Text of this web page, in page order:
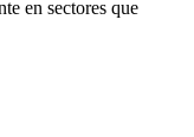
en sectores que